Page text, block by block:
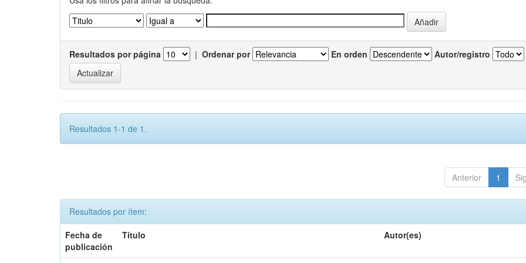
Resultados por página | Ordenar por En orden Autor/registro
Resultados 1-1 de 1.
Anterior 1
Resultados por ítem:
Fecha de
publicación
Título Autor(es)